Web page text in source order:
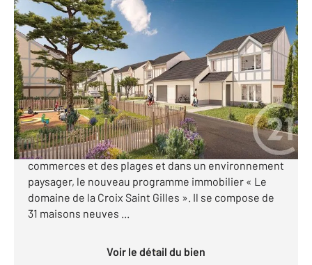
ST PAIR SUR MER 50
101,29 m2, 5 pièces
Ref : 44466
Maison à vendre
414 000 €
CENTURY 21 Royer Immo vous présente à SAINT-
PAIR-SUR-MER, idéalement situé à proximité des
commerces et des plages et dans un environnement
paysager, le nouveau programme immobilier « Le
domaine de la Croix Saint Gilles ». Il se compose de
31 maisons neuves ...
Voir le détail du bien